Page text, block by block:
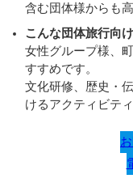
含む団体様からも
こんな団体旅行向け
女性グループ様、
すすめです。
文化研修、歴史・
けるアクティビティ